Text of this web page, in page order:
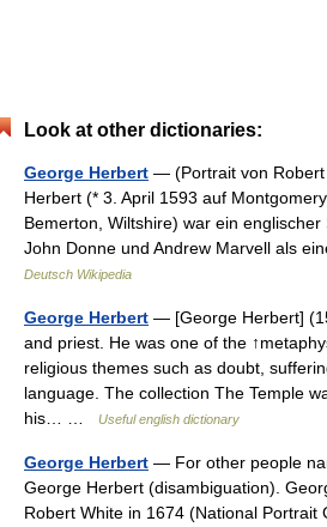
Look at other dictionaries:
George Herbert — (Portrait von
Herbert (* 3. April 1593 auf
Bemerton, Wiltshire) war ein
John Donne und Andrew Marvell als
Deutsch Wikipedia
George Herbert — [George Herbert]
and priest. He was one of the
religious themes such as doubt,
language. The collection The Temple
his… …
Useful english dictionary
George Herbert — For other people
George Herbert (disambiguation).
Robert White in 1674 (National Portrait